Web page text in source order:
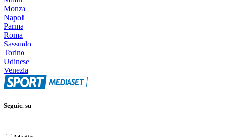
Monza
Napoli
Parma
Roma
Sassuolo
Torino
Udinese
Venezia
Seguici su